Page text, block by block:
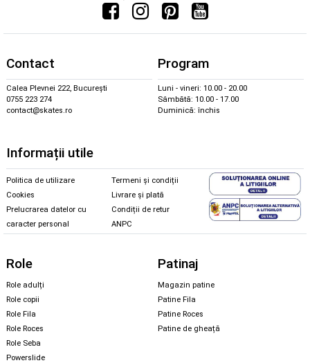
Contact
Calea Plevnei 222, București
0755 223 274
contact@skates.ro
Program
Luni - vineri: 10.00 - 20.00
Sâmbătă: 10.00 - 17.00
Duminică: închis
Informații utile
Politica de utilizare
Cookies
Prelucrarea datelor cu
caracter personal
Termeni și condiții
Livrare și plată
Condiții de retur
ANPC
Role
Role adulți
Role copii
Role Fila
Role Roces
Role Seba
Powerslide
Patinaj
Magazin patine
Patine Fila
Patine Roces
Patine de gheață